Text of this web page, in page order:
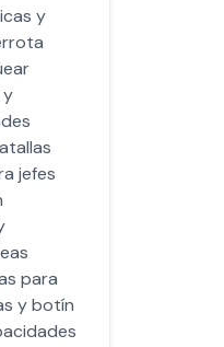
y
y
jefes
para
y botín